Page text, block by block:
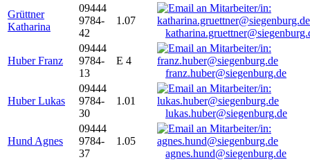
Grüttner
Katharina
09444
9784-
42
1.07
Huber Franz
09444
9784-
13
E 4
franz.huber@siegenburg.de
Huber Lukas
09444
9784-
30
1.01
lukas.huber@siegenburg.de
Hund Agnes
09444
9784-
37
1.05
agnes.hund@siegenburg.de